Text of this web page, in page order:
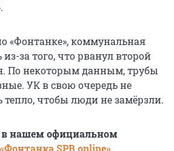
«Фонтанке», коммунальная
за того, что рванул второй
По некоторым данным, трубы
УК в свою очередь не
чтобы люди не замёрзли.
в нашем официальном
«Фонтанка SPB online».